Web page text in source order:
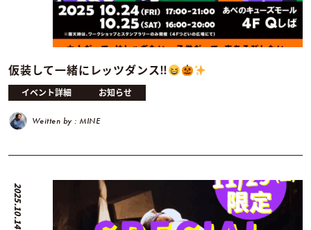
仮装して一緒にレッツダンス‼︎
イベント詳細 お知らせ
Weitten by : MINE
2025.10.14